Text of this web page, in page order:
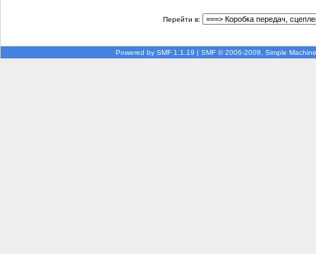
Перейти в:
Powered by SMF 1.1.19 | SMF © 2006-2008, Simple